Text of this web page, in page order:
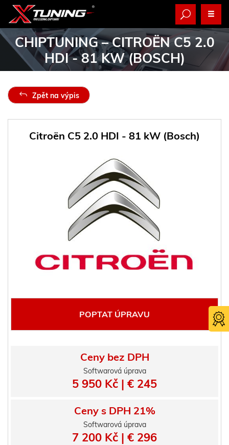
CHIPTUNING– CITROËN C5 2.0
HDI - 81 KW (BOSCH)
Zpět na výpis
Citroën C5 2.0 HDI - 81 kW (Bosch)
POPTAT ÚPRAVU
Ceny bez DPH
Softwarová úprava
5 950 Kč | € 245
Ceny s DPH 21%
Softwarová úprava
7 200 Kč | € 296